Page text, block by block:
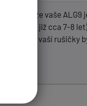
proto že vaše
(je to již cca 7-8
ke stáří vaší rušičky